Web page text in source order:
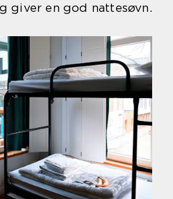
giver en god nattesøvn.